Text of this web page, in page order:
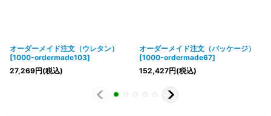
オーダーメイド注文（ウレタン）
[1000-ordermade103]
27,269円(税込)
オーダーメイド注文（パッケージ）
[1000-ordermade67]
152,427円(税込)